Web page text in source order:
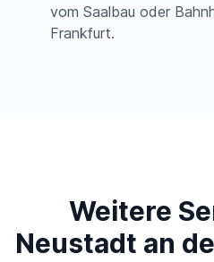
vom Saalbau oder
Frankfurt.
Weitere
Neustadt an